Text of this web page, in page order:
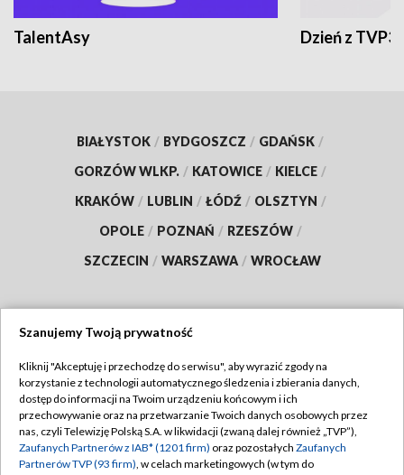
TalentAsy Dzień z TVP3
BIAŁYSTOK / BYDGOSZCZ / GDAŃSK /
GORZÓW WLKP. / KATOWICE / KIELCE /
KRAKÓW / LUBLIN / ŁÓDŹ / OLSZTYN /
OPOLE / POZNAŃ / RZESZÓW /
SZCZECIN / WARSZAWA / WROCŁAW
TVP
Abonament TVP
Emisja w TVP
Regulamin TVP
Polityka prywatności
Szanujemy Twoją prywatność
Kliknij "Akceptuję i przechodzę do serwisu", aby wyrazić zgody na
korzystanie z technologii automatycznego śledzenia i zbierania danych,
dostęp do informacji na Twoim urządzeniu końcowym i ich
przechowywanie oraz na przetwarzanie Twoich danych osobowych przez
nas, czyli Telewizję Polską S.A. w likwidacji (zwaną dalej również „TVP”),
Zaufanych Partnerów z IAB* (1201 firm) oraz pozostałych Zaufanych
Partnerów TVP (93 firm), w celach marketingowych (w tym do